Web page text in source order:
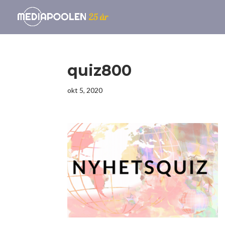
quiz800
okt 5, 2020